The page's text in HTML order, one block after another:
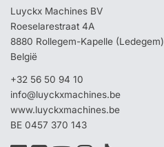
Luyckx Machines BV
Roeselarestraat 4A
8880 Rollegem-Kapelle (Ledegem)
België
+32 56 50 94 10
info@luyckxmachines.be
www.luyckxmachines.be
BE 0457 370 143